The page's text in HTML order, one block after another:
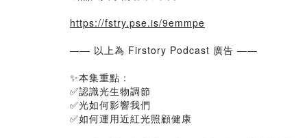
https://fstry.pse.is/9emmpe
—— 以上為 Firstory Podcast 廣告 ——
✨本集重點：
✅認識光生物調節
✅光如何影響我們
✅如何運用近紅光照顧健康